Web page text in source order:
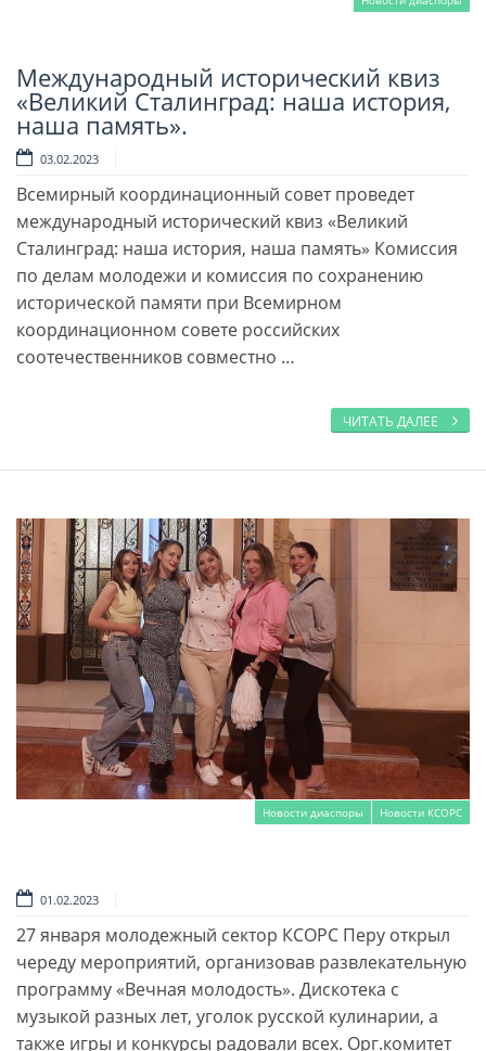
Читать далее
Международный исторический квиз
«Великий Сталинград: наша история,
наша память».
03.02.2023
Всемирный координационный совет проведет
международный исторический квиз «Великий
Сталинград: наша история, наша память» Комиссия
по делам молодежи и комиссия по сохранению
исторической памяти при Всемирном
координационном совете российских
соотечественников совместно …
ЧИТАТЬ ДАЛЕЕ
Новости диаспоры Новости КСОРС
01.02.2023
27 января молодежный сектор КСОРС Перу открыл
череду мероприятий, организовав развлекательную
программу «Вечная молодость». Дискотека с
музыкой разных лет, уголок русской кулинарии, а
также игры и конкурсы радовали всех. Орг.комитет